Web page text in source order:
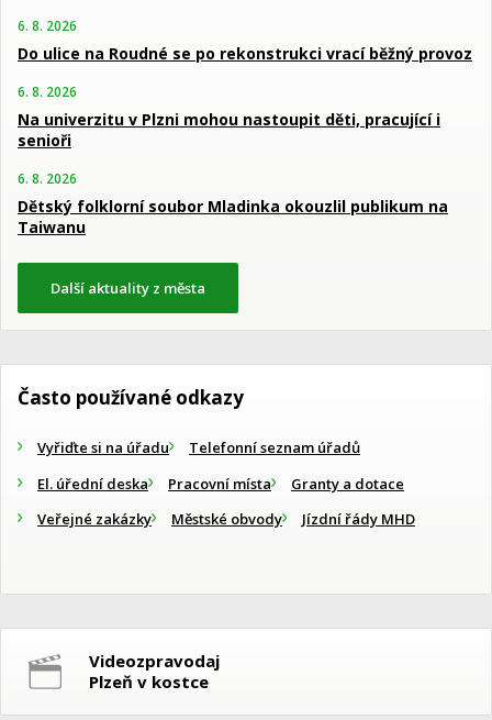
6. 8. 2026
Do ulice na Roudné se po rekonstrukci vrací běžný provoz
6. 8. 2026
Na univerzitu v Plzni mohou nastoupit děti, pracující i
senioři
6. 8. 2026
Dětský folklorní soubor Mladinka okouzlil publikum na
Taiwanu
Další aktuality z města
Často používané odkazy
Vyřiďte si na úřadu
Telefonní seznam úřadů
El. úřední deska
Pracovní místa
Granty a dotace
Veřejné zakázky
Městské obvody Jízdní řády MHD
Videozpravodaj
Plzeň v kostce